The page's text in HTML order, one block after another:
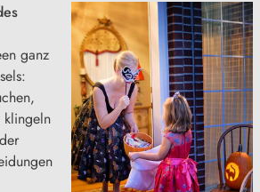
ganz
klingeln